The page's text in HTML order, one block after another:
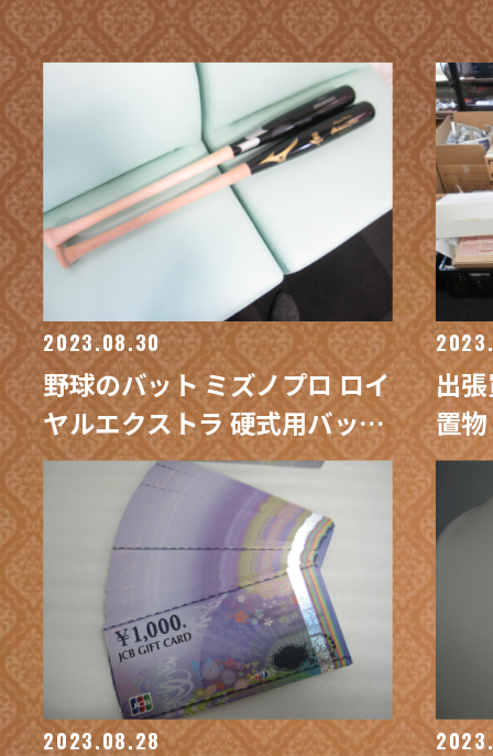
2023.08.30
野球のバット ミズノプロ ロイ
ヤルエクストラ 硬式用バット
& SSK 岡本和真モデル 軟式用
バット / 買取専門 金沢買取プ
出
置
島
プ
2023.08.28